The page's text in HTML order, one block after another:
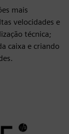
mais
velocidades e
técnica;
caixa e criando